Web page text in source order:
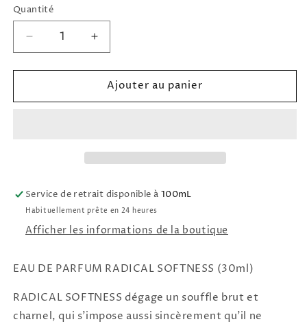
Quantité
Réduire
la
quantité
Eau
Augmenter
la
quantité
Eau
Ajouter au panier
Service de retrait disponible à 100mL
Habituellement prête en 24 heures
Afficher les informations de la boutique
EAU DE PARFUM RADICAL SOFTNESS (30ml)
RADICAL SOFTNESS dégage un souffle brut et
charnel, qui s’impose aussi sincèrement qu’il ne